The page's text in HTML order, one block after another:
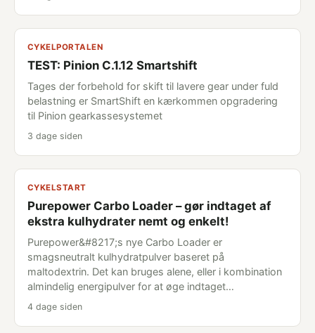
CYKELPORTALEN
TEST: Pinion C.1.12 Smartshift
Tages der forbehold for skift til lavere gear under fuld
belastning er SmartShift en kærkommen opgradering
til Pinion gearkassesystemet
3 dage siden
CYKELSTART
Purepower Carbo Loader – gør indtaget af
ekstra kulhydrater nemt og enkelt!
Purepower&#8217;s nye Carbo Loader er
smagsneutralt kulhydratpulver baseret på
maltodextrin. Det kan bruges alene, eller i kombination
almindelig energipulver for at øge indtaget…
4 dage siden